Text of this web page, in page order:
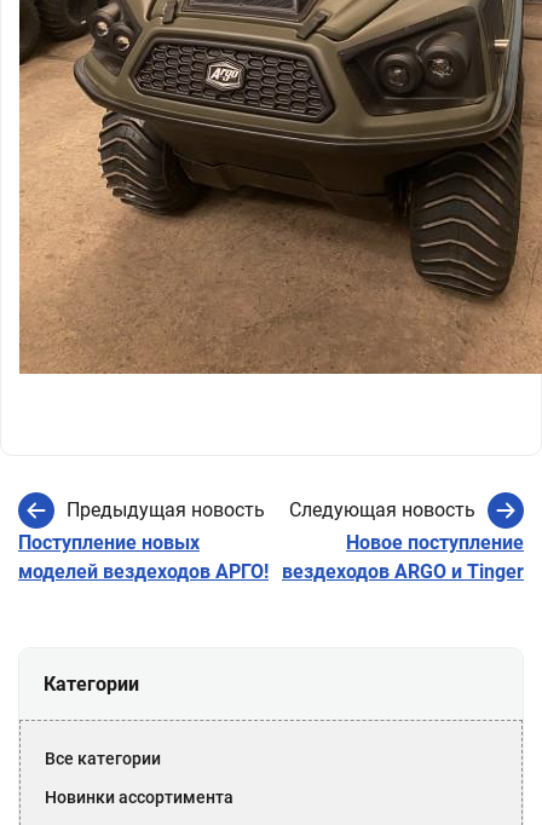
Предыдущая новость
Поступление новых
моделей вездеходов АРГО!
Следующая новость
Новое поступление
вездеходов ARGO и Tinger
Категории
Все категории
Новинки ассортимента